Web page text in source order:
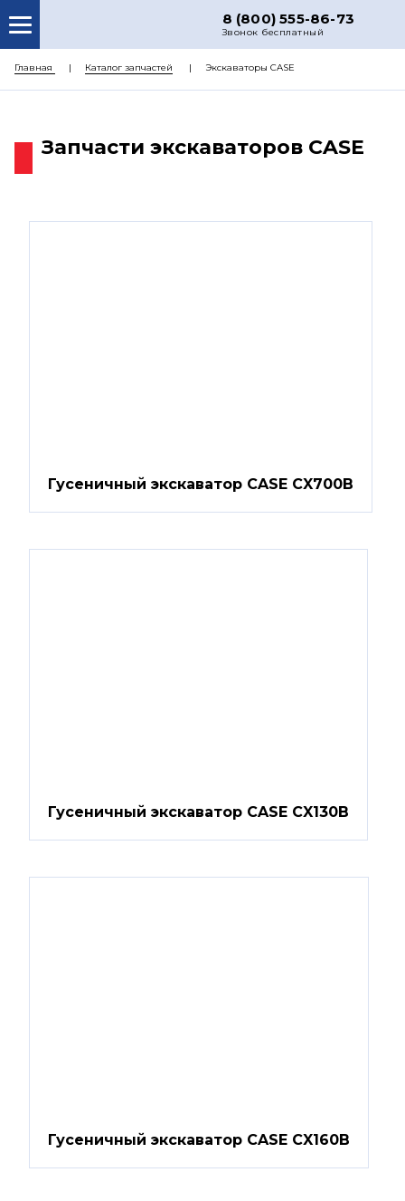
8 (800) 555-86-73
Звонок бесплатный
О НАС
Главная Каталог запчастей Экскаваторы CASE
Запчасти экскаваторов CASE
Гусеничный экскаватор CASE CX700B
Гусеничный экскаватор CASE CX130B
Гусеничный экскаватор CASE CX160B